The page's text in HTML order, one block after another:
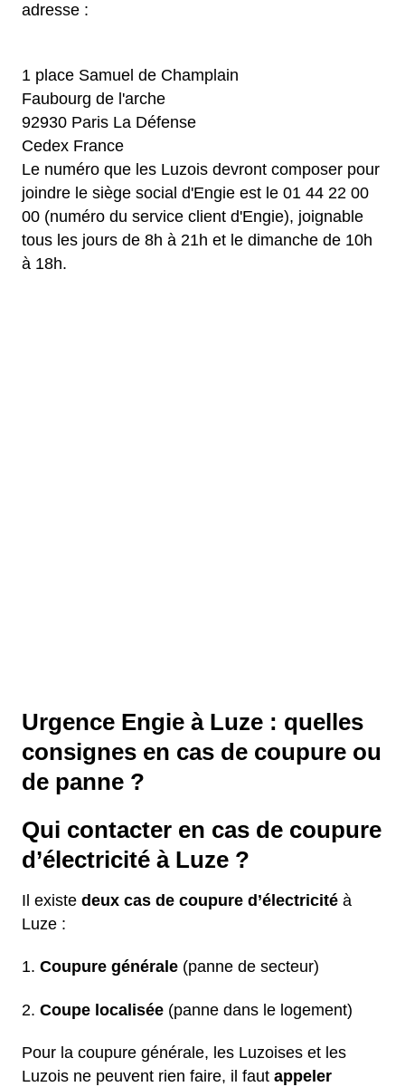
adresse :
1 place Samuel de Champlain
Faubourg de l'arche
92930 Paris La Défense
Cedex France
Le numéro que les Luzois devront composer pour
joindre le siège social d'Engie est le 01 44 22 00
00 (numéro du service client d'Engie), joignable
tous les jours de 8h à 21h et le dimanche de 10h
à 18h.
Urgence Engie à Luze : quelles
consignes en cas de coupure ou
de panne ?
Qui contacter en cas de coupure
d’électricité à Luze ?
Il existe deux cas de coupure d’électricité à
Luze :
Coupure générale (panne de secteur)
Coupe localisée (panne dans le logement)
Pour la coupure générale, les Luzoises et les
Luzois ne peuvent rien faire, il faut appeler